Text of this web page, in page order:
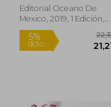
Editorial Oceano De
Mexico, 2019, 1 Edición,
Tapa Blanda, Nuevo